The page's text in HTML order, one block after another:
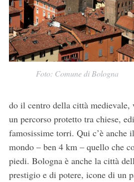
Foto: Comune di Bologna
do il centro della città medievale,
un percorso protetto tra chiese,
famosissime torri. Qui c’è anche
mondo – ben 4 km – quello che
piedi. Bologna è anche la città
prestigio e di potere, icone di un